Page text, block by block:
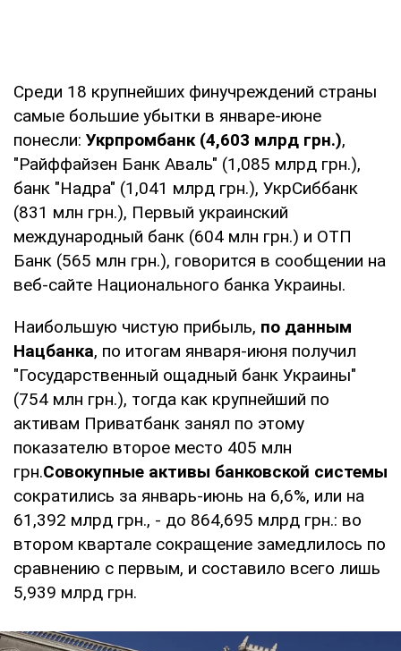
Среди 18 крупнейших финучреждений страны
самые большие убытки в январе-июне
понесли: Укрпромбанк (4,603 млрд грн.),
"Райффайзен Банк Аваль" (1,085 млрд грн.),
банк "Надра" (1,041 млрд грн.), УкрСиббанк
(831 млн грн.), Первый украинский
международный банк (604 млн грн.) и ОТП
Банк (565 млн грн.), говорится в сообщении на
веб-сайте Национального банка Украины.
Наибольшую чистую прибыль, по данным
Нацбанка, по итогам января-июня получил
"Государственный ощадный банк Украины"
(754 млн грн.), тогда как крупнейший по
активам Приватбанк занял по этому
показателю второе место 405 млн
грн.Совокупные активы банковской системы
сократились за январь-июнь на 6,6%, или на
61,392 млрд грн., - до 864,695 млрд грн.: во
втором квартале сокращение замедлилось по
сравнению с первым, и составило всего лишь
5,939 млрд грн.